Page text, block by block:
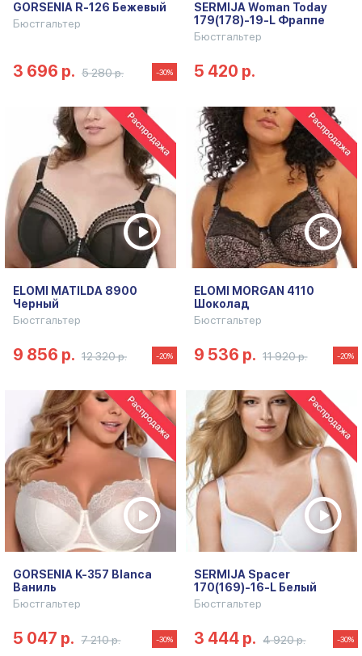
GORSENIA R-126 Бежевый
Бюстгальтер
3 696 р. 5 280 р. -30%
SERMIJA Woman Today
179(178)-19-L Фраппе
Бюстгальтер
5 420 р.
ELOMI MATILDA 8900
Черный
Бюстгальтер
9 856 р. 12 320 р. -20%
ELOMI MORGAN 4110
Шоколад
Бюстгальтер
9 536 р. 11 920 р. -20%
GORSENIA K-357 Blanca
Ваниль
Бюстгальтер
5 047 р. 7 210 р. -30%
SERMIJA Spacer
170(169)-16-L Белый
Бюстгальтер
3 444 р. 4 920 р. -30%